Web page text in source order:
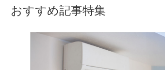
おすすめ記事特集